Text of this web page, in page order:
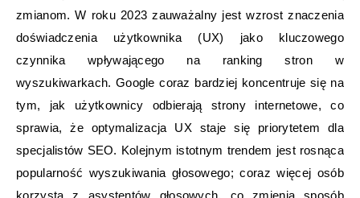
zmianom. W roku 2023 zauważalny jest wzrost znaczenia
doświadczenia użytkownika (UX) jako kluczowego
czynnika wpływającego na ranking stron w
wyszukiwarkach. Google coraz bardziej koncentruje się na
tym, jak użytkownicy odbierają strony internetowe, co
sprawia, że optymalizacja UX staje się priorytetem dla
specjalistów SEO. Kolejnym istotnym trendem jest rosnąca
popularność wyszukiwania głosowego; coraz więcej osób
korzysta z asystentów głosowych, co zmienia sposób